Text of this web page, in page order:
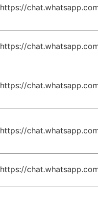
https://
https://
https://
https://
https://